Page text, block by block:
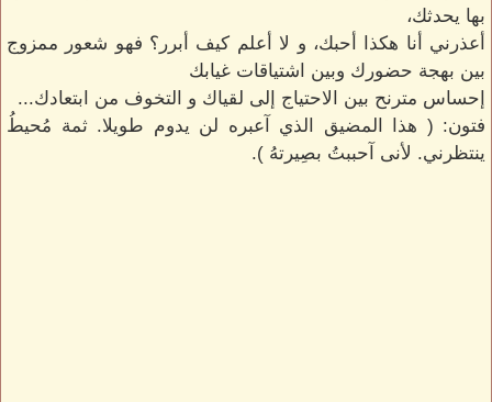
بها يحدثك،
أعذرني أنا هكذا أحبك، و لا أعلم كيف أبرر؟ فهو شعور ممزوج
بين بهجة حضورك وبين اشتياقات غيابك
إحساس مترنح بين الاحتياج إلى لقياك و التخوف من ابتعادك...
فتون: ( هذا المضيق الذي آعبره لن يدوم طويلا. ثمة مُحيطُ
ينتظرني. لأنى آحببتُ بصِيرتهُ ).